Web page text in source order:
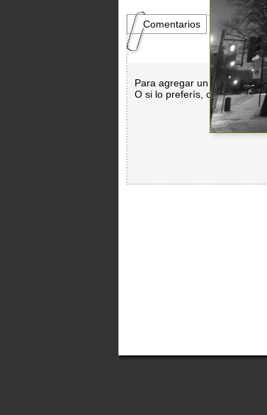
Comentarios
Para agregar un comentario
O si lo preferís, con